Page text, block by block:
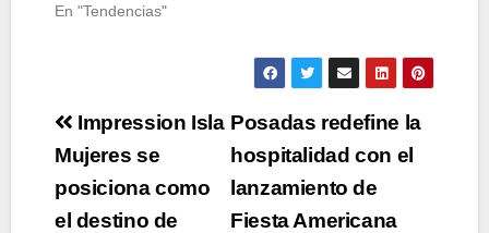
En "Tendencias"
Navegación
de
entradas
Posadas redefine la
hospitalidad con el
lanzamiento de
Fiesta Americana
Impression Isla
Mujeres se
posiciona como
el destino de